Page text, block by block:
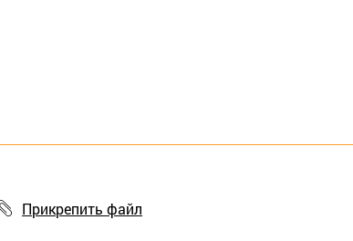
Прикрепить файл